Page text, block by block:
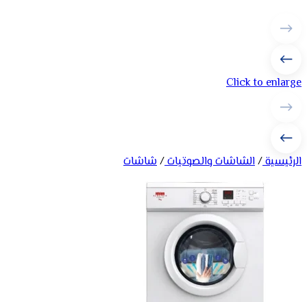
Click to enlarge
الرئيسية/الشاشات والصوتيات/شاشات